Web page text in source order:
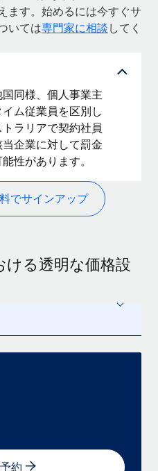
ます。始めるには今すぐサ
いては専門家に相談 してく
同様、個人事業主
ム従業員を区別し
ラリアで契約社員
企業に対して罰金
性があります。
でサインアップ
る透明な価格設
約